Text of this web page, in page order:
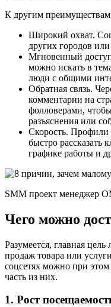
К другим
Широкий охват.
других городов или
Мгновенный
можно искать в
люди с общими
Обратная связь.
комментарии на
фолловерами,
разъяснения или
Скорость. Профили
быстро рассказать
графике работы и
SMM проект менеджер
Чего можно
Разумеется, главная
продаж товара или
соцсетях можно при этом
часть из них.
1. Рост